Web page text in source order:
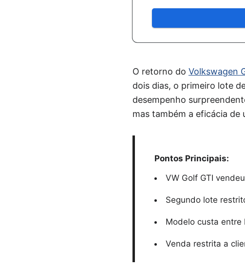
O retorno do Volkswagen
dois dias, o primeiro lote
desempenho
mas também a eficácia de
Pontos Principais:
VW Golf GTI
Segundo lote
Modelo custa entre
Venda restrita a